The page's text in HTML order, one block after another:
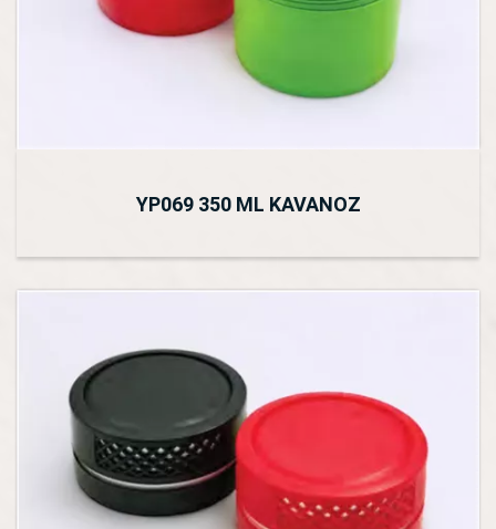
YP069 350 ML KAVANOZ